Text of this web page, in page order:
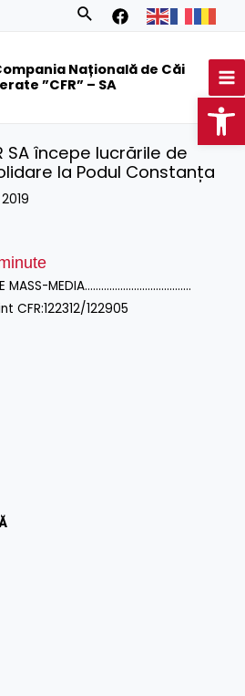
Search
Națională de Căi
”CFR” – SA
SA începe lucrările de
la Podul Constanța
MASS-MEDIA…………………………………
CFR:122312/122905